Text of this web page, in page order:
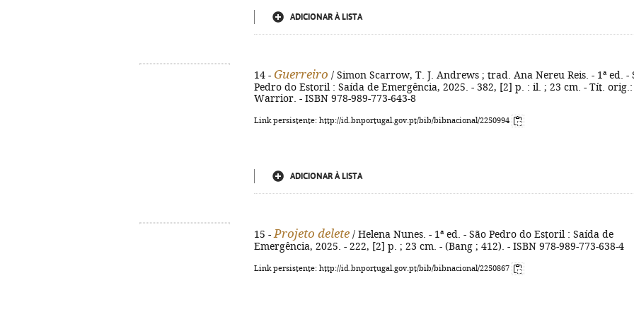
ADICIONAR À LISTA
14 - Guerreiro / Simon Scarrow, T. J. Andrews ; trad. Ana Nereu Reis. - 1ª ed. -
Pedro do Estoril : Saída de Emergência, 2025. - 382, [2] p. : il. ; 23 cm. - Tít. orig.:
Warrior. - ISBN 978-989-773-643-8
Link persistente: http://id.bnportugal.gov.pt/bib/bibnacional/2250994
ADICIONAR À LISTA
15 - Projeto delete / Helena Nunes. - 1ª ed. - São Pedro do Estoril : Saída de
Emergência, 2025. - 222, [2] p. ; 23 cm. - (Bang ; 412). - ISBN 978-989-773-638-4
Link persistente: http://id.bnportugal.gov.pt/bib/bibnacional/2250867